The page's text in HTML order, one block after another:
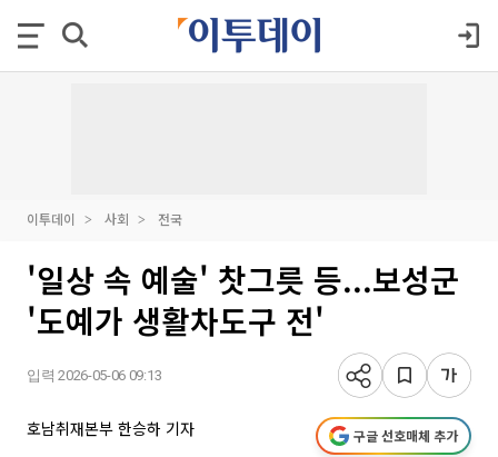
이투데이 사회 전국
'일상 속 예술' 찻그릇 등...보성군
'도예가 생활차도구 전'
입력 2026-05-06 09:13
호남취재본부 한승하 기자 구글 선호매체 추가